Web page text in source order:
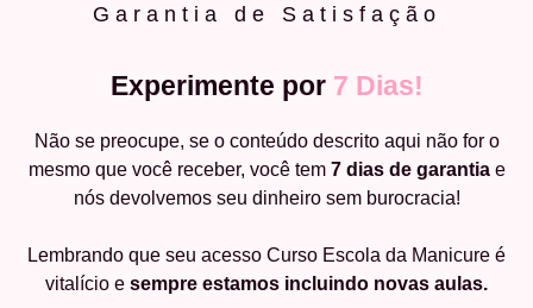
Garantia de Satisfação
Experimente por 7 Dias!
Não se preocupe, se o conteúdo descrito aqui não for o
mesmo que você receber, você tem 7 dias de garantiae
nós devolvemos seu dinheiro sem burocracia!
Lembrando que seu acesso Curso Escola da Manicure é
vitalício e sempre estamos incluindo novas aulas.